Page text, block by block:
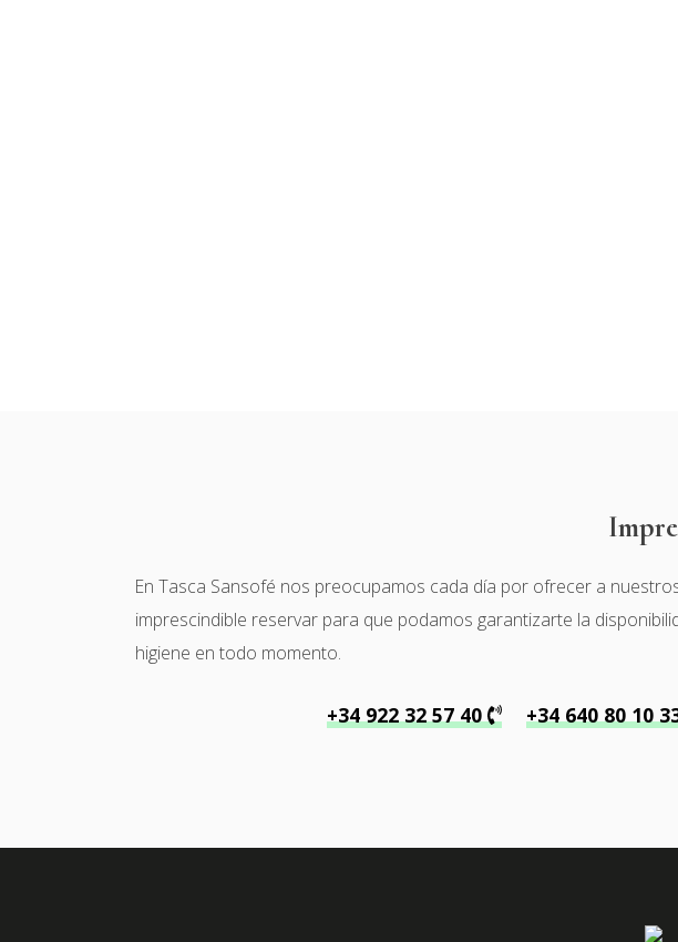
En Tasca Sansofé nos preocupamos cada día por ofrecer a
imprescindible reservar para que podamos garantizarte la
higiene en todo momento.
+34 922 32 57 40 +34 640 80 10